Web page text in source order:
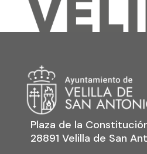
Plaza de la
28891 Velilla de San